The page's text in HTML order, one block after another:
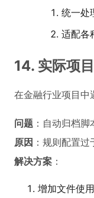
统一处
适配各
14. 实际项
在金融行业项目中
问题 ：自动归档
原因 ：规则配置
解决方案 ：
增加文件使